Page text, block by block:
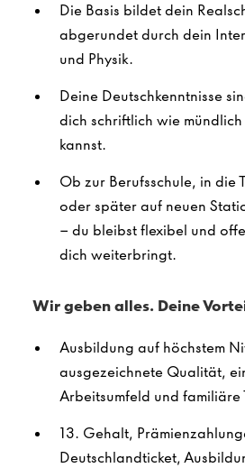
Die Basis bildet dein
abgerundet durch dein
und Physik.
Deine Deutschkenntnisse
dich schriftlich wie
kannst.
Ob zur Berufsschule, in die
oder später auf neuen
– du bleibst flexibel und
dich weiterbringt.
Wir geben alles. Deine
Ausbildung auf höchstem
ausgezeichnete Qualität,
Arbeitsumfeld und familiäre
13. Gehalt,
Deutschlandticket,